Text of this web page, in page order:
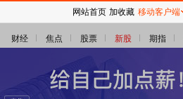
财经 焦点 股票 新股 期指
网站首页 加收藏 移动客户端